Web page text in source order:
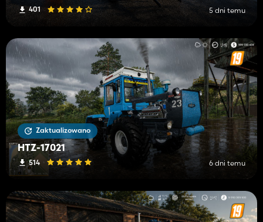
401 5 dni temu
Zaktualizowano
HTZ-17021
514 6 dni temu